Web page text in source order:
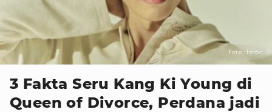
Foto : Imbc
3 Fakta Seru Kang Ki Young di
Queen of Divorce, Perdana jadi